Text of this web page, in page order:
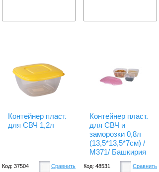
Контейнер пласт.
для СВЧ 1,2л
Код: 37504 Сравнить
Контейнер пласт.
для СВЧ и
заморозки 0,8л
(13,5*13,5*7см) /
М371/ Башкирия
Код: 48531 Сравнить